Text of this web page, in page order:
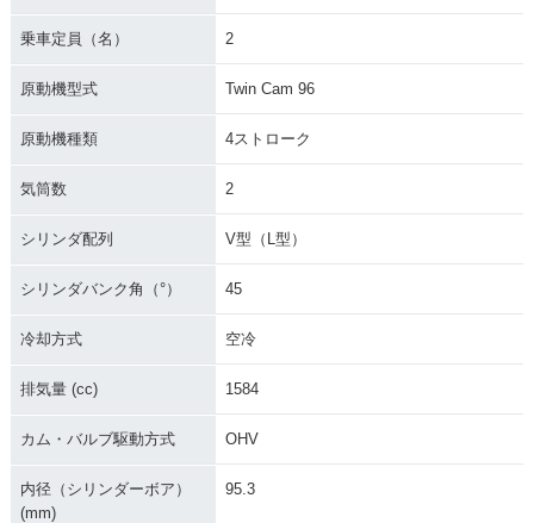
乗車定員（名） 2
原動機型式 Twin Cam 96
原動機種類 4ストローク
気筒数 2
シリンダ配列 V型（L型）
シリンダバンク角（°） 45
冷却方式 空冷
排気量 (cc) 1584
カム・バルブ駆動方式 OHV
内径（シリンダーボア）
(mm)
95.3